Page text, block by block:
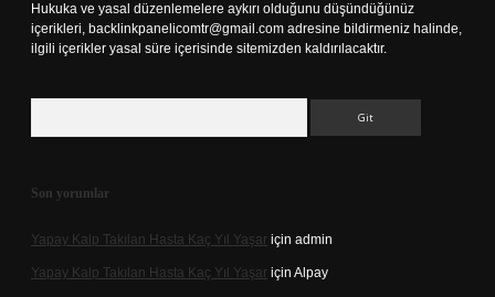
Hukuka ve yasal düzenlemelere aykırı olduğunu düşündüğünüz
içerikleri, backlinkpanelicomtr@gmail.com adresine bildirmeniz halinde,
ilgili içerikler yasal süre içerisinde sitemizden kaldırılacaktır.
Son yorumlar
Yapay Kalp Takılan Hasta Kaç Yıl Yaşar için admin
Yapay Kalp Takılan Hasta Kaç Yıl Yaşar için Alpay